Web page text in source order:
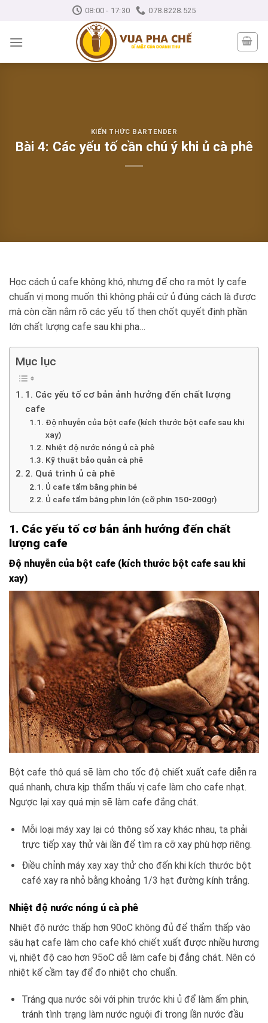
content
08:00 - 17:30 078.8228.525
KIẾN THỨC BARTENDER
Bài 4: Các yếu tố cần chú ý khi ủ cà phê
Học cách ủ cafe không khó, nhưng để cho ra một ly cafe
chuẩn vị mong muốn thì không phải cứ ủ đúng cách là được
mà còn cần nằm rõ các yếu tố then chốt quyết định phần
lớn chất lượng cafe sau khi pha…
Mục lục
1. Các yếu tố cơ bản ảnh hưởng đến chất lượng
cafe
Độ nhuyễn của bột cafe (kích thước bột cafe sau khi
xay)
Nhiệt độ nước nóng ủ cà phê
Kỹ thuật bảo quản cà phê
2. Quá trình ủ cà phê
Ủ cafe tẩm bằng phin bé
Ủ cafe tẩm bằng phin lớn (cỡ phin 150-200gr)
1. Các yếu tố cơ bản ảnh hưởng đến chất
lượng cafe
Độ nhuyễn của bột cafe (kích thước bột cafe sau khi
xay)
Bột cafe thô quá sẽ làm cho tốc độ chiết xuất cafe diễn ra
quá nhanh, chưa kịp thẩm thấu vị cafe làm cho cafe nhạt.
Ngược lại xay quá mịn sẽ làm cafe đắng chát.
Mỗi loại máy xay lại có thông số xay khác nhau, ta phải
trực tiếp xay thử vài lần để tìm ra cỡ xay phù hợp riêng.
Điều chỉnh máy xay xay thử cho đến khi kích thước bột
café xay ra nhỏ bằng khoảng 1/3 hạt đường kính trắng.
Nhiệt độ nước nóng ủ cà phê
Nhiệt độ nước thấp hơn 90oC không đủ để thẩm thấp vào
sâu hạt cafe làm cho cafe khó chiết xuất được nhiều hương
vị, nhiệt độ cao hơn 95oC dễ làm cafe bị đắng chát. Nên có
nhiệt kế cầm tay để đo nhiệt cho chuẩn.
Tráng qua nước sôi với phin trước khi ủ để làm ấm phin,
tránh tình trạng làm nước nguội đi trong lần nước đầu